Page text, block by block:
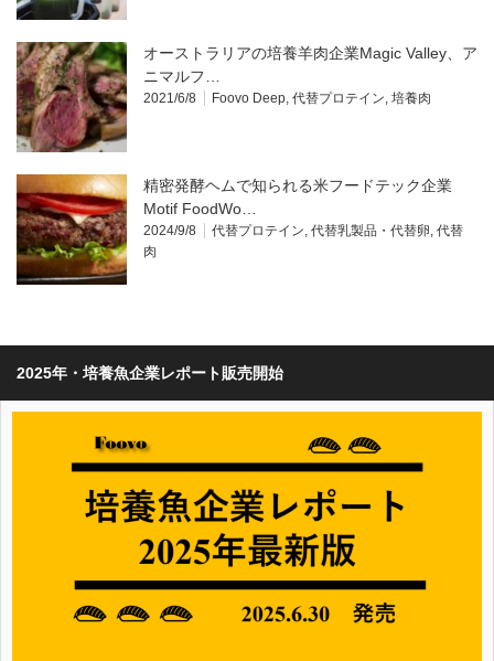
オーストラリアの培養羊肉企業Magic Valley、ア
ニマルフ…
2021/6/8 Foovo Deep, 代替プロテイン, 培養肉
精密発酵ヘムで知られる米フードテック企業
Motif FoodWo…
2024/9/8 代替プロテイン, 代替乳製品・代替卵, 代替
肉
2025年・培養魚企業レポート販売開始